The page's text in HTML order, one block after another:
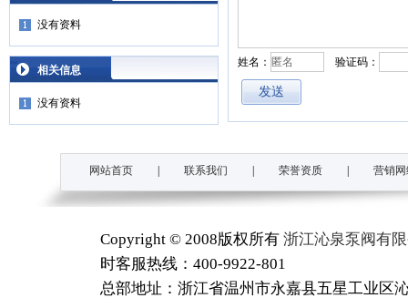
没有资料
相关信息
没有资料
姓名： 验证码：
网站首页 联系我们 荣誉资质 营销
Copyright © 2008版权所有 浙江沁泉泵阀有
时客服热线：400-9922-801
总部地址：浙江省温州市永嘉县五星工业区